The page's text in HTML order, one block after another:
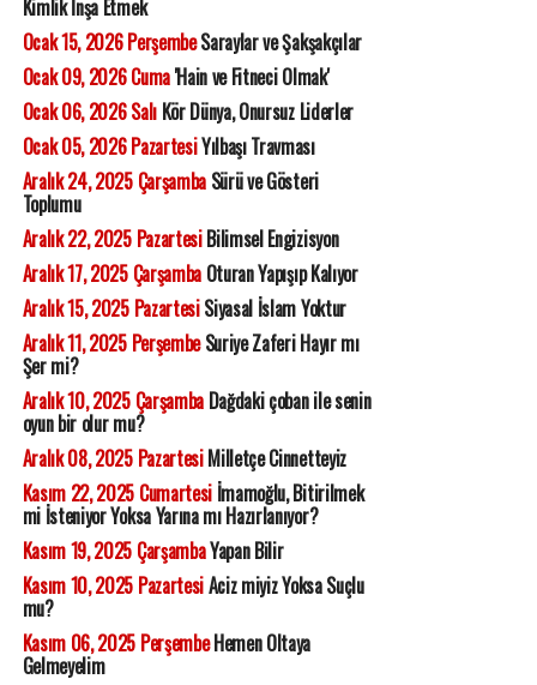
Kimlik İnşa Etmek
Ocak 15, 2026 PerşembeSaraylar ve Şakşakçılar
Ocak 09, 2026 Cuma'Hain ve Fitneci Olmak'
Ocak 06, 2026 SalıKör Dünya, Onursuz Liderler
Ocak 05, 2026 PazartesiYılbaşı Travması
Aralık 24, 2025 ÇarşambaSürü ve Gösteri
Toplumu
Aralık 22, 2025 PazartesiBilimsel Engizisyon
Aralık 17, 2025 ÇarşambaOturan Yapışıp Kalıyor
Aralık 15, 2025 PazartesiSiyasal İslam Yoktur
Aralık 11, 2025 PerşembeSuriye Zaferi Hayır mı
Şer mi?
Aralık 10, 2025 ÇarşambaDağdaki çoban ile senin
oyun bir olur mu?
Aralık 08, 2025 PazartesiMilletçe Cinnetteyiz
Kasım 22, 2025 Cumartesiİmamoğlu, Bitirilmek
mi İsteniyor Yoksa Yarına mı Hazırlanıyor?
Kasım 19, 2025 ÇarşambaYapan Bilir
Kasım 10, 2025 PazartesiAciz miyiz Yoksa Suçlu
mu?
Kasım 06, 2025 PerşembeHemen Oltaya
Gelmeyelim